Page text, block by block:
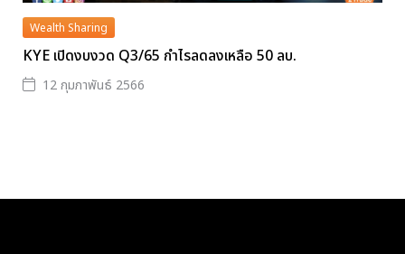
Wealth Sharing
KYE เปิดงบงวด Q3/65 กำไรลดลงเหลือ 50 ลบ.
12 กุมภาพันธ์ 2566